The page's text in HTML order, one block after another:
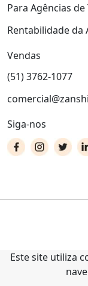
Para Agências
Rentabilidade da
Vendas
(51) 3762-1077
Siga-nos
Este site utiliza